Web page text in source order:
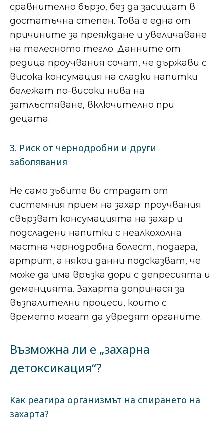
сравнително бързо, без да засищат в
достатъчна степен. Това е една от
причините за преяждане и увеличаване
на телесното тегло. Данните от
редица проучвания сочат, че държави с
висока консумация на сладки напитки
бележат по-високи нива на
затлъстяване, включително при
децата.
3. Риск от чернодробни и други
заболявания
Не само зъбите ви страдат от
системния прием на захар: проучвания
свързват консумацията на захар и
подсладени напитки с неалкохолна
мастна чернодробна болест, подагра,
артрит, а някои данни подсказват, че
може да има връзка дори с депресията и
деменцията. Захарта допринася за
възпалителни процеси, които с
времето могат да увредят органите.
Възможна ли е „захарна
детоксикация“?
Как реагира организмът на спирането на
захарта?